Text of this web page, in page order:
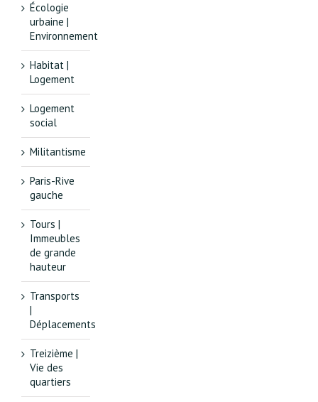
Écologie
urbaine |
Environnement
Habitat |
Logement
Logement
social
Militantisme
Paris-Rive
gauche
Tours |
Immeubles
de grande
hauteur
Transports
|
Déplacements
Treizième |
Vie des
quartiers